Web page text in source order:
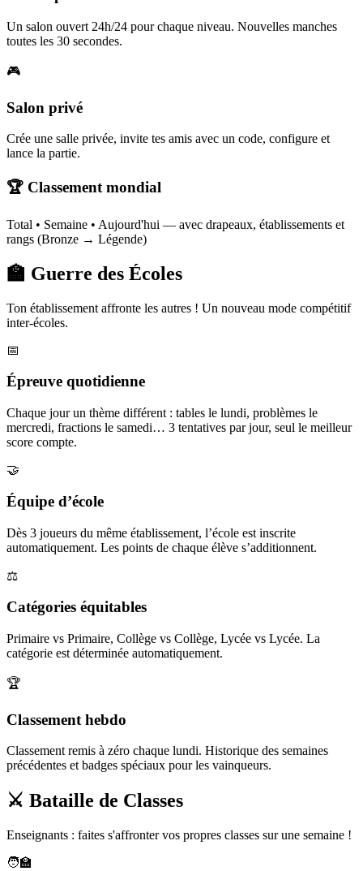
Un salon ouvert 24h/24 pour chaque niveau. Nouvelles manches
toutes les 30 secondes.
🎮
Salon privé
Crée une salle privée, invite tes amis avec un code, configure et
lance la partie.
🏆 Classement mondial
Total • Semaine • Aujourd'hui — avec drapeaux, établissements et
rangs (Bronze → Légende)
🏫 Guerre des Écoles
Ton établissement affronte les autres ! Un nouveau mode compétitif
inter-écoles.
📅
Épreuve quotidienne
Chaque jour un thème différent : tables le lundi, problèmes le
mercredi, fractions le samedi… 3 tentatives par jour, seul le meilleur
score compte.
🤝
Équipe d’école
Dès 3 joueurs du même établissement, l’école est inscrite
automatiquement. Les points de chaque élève s’additionnent.
⚖️
Catégories équitables
Primaire vs Primaire, Collège vs Collège, Lycée vs Lycée. La
catégorie est déterminée automatiquement.
🏆
Classement hebdo
Classement remis à zéro chaque lundi. Historique des semaines
précédentes et badges spéciaux pour les vainqueurs.
⚔️ Bataille de Classes
Enseignants : faites s'affronter vos propres classes sur une semaine !
🧑‍🏫